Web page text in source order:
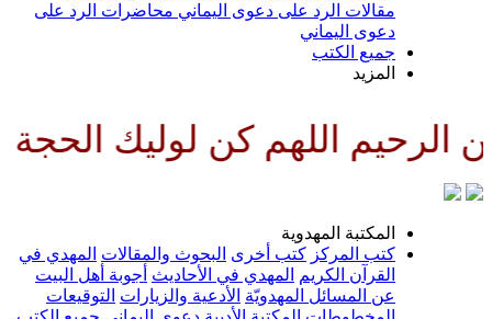
الرد على دعوى اليماني محاضرات الرد على
كن لوليك الحجة بن الحسن
المهدوية
كتب أخرى البحوث والمقالات المهدي في
المهدي في الأحاديث أجوبة أهل البيت
المسائل المهدويّة الأدعية والزيارات التوقيعات